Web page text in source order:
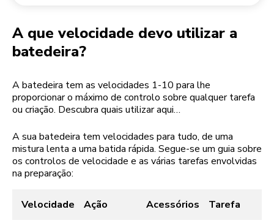
A que velocidade devo utilizar a
batedeira?
A batedeira tem as velocidades 1-10 para lhe
proporcionar o máximo de controlo sobre qualquer tarefa
ou criação. Descubra quais utilizar aqui…
A sua batedeira tem velocidades para tudo, de uma
mistura lenta a uma batida rápida. Segue-se um guia sobre
os controlos de velocidade e as várias tarefas envolvidas
na preparação:
Velocidade Ação Acessórios Tarefa